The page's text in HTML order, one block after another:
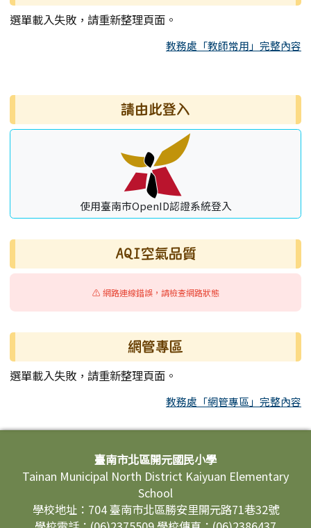
選單載入失敗，請重新整理頁面。
教務處「教師常用」完整內容
右邊區域內容 請由此登入
使用臺南市OpenID認證系統登入
AQI空氣品質
⚠️ 網路連線錯誤，請檢查網路狀態
網管專區
選單載入失敗，請重新整理頁面。
教務處「網管專區」完整內容
頁尾區域內容臺南市北區開元國民小學
Tainan Municipal North District Kaiyuan Elementary
School
學校地址：704 臺南市北區勝安里開元路71巷32號